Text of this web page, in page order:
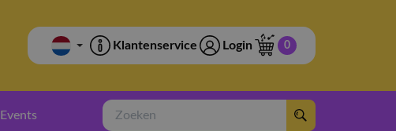
Klantenservice Login 0
Events
Zoeken